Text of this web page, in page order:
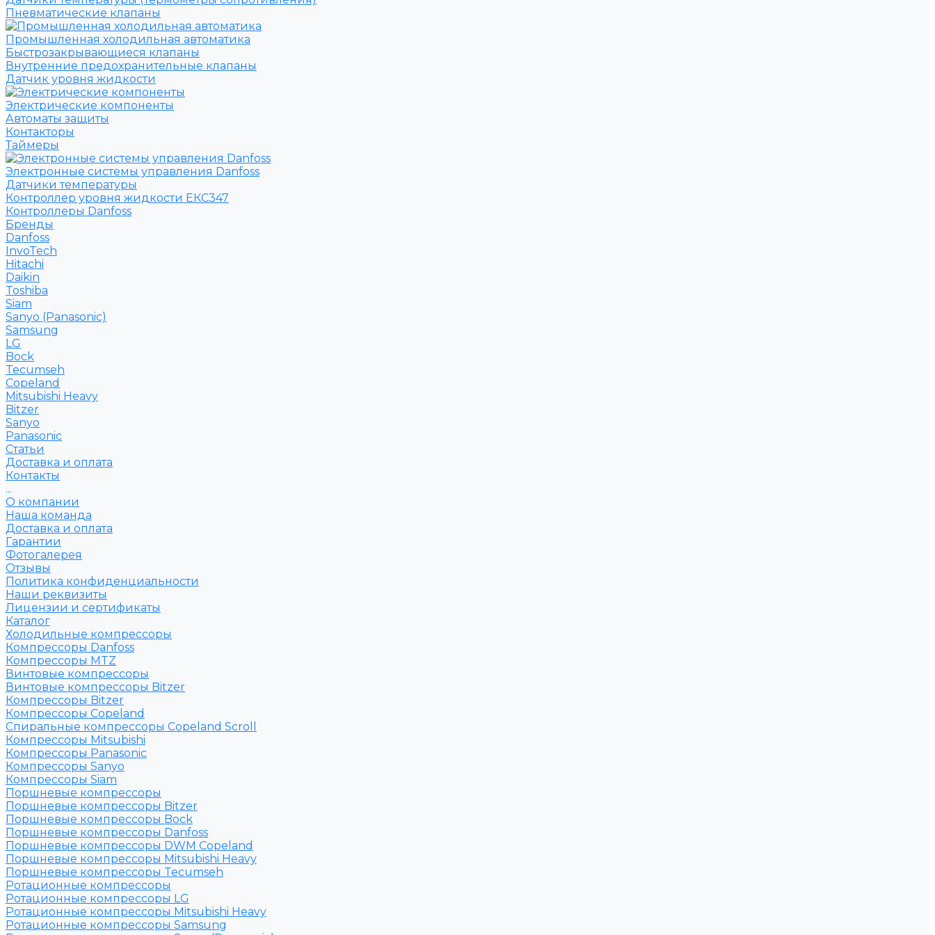
Пневматические клапаны
Промышленная холодильная автоматика
Быстрозакрывающиеся клапаны
Внутренние предохранительные клапаны
Датчик уровня жидкости
Электрические компоненты
Автоматы защиты
Контакторы
Таймеры
Электронные системы управления Danfoss
Датчики температуры
Контроллер уровня жидкости ЕКС347
Контроллеры Danfoss
Бренды
Danfoss
InvoTech
Hitachi
Daikin
Toshiba
Siam
Sanyo (Panasonic)
Samsung
LG
Bock
Tecumseh
Copeland
Mitsubishi Heavy
Bitzer
Sanyo
Рanasonic
Статьи
Доставка и оплата
Контакты
...
О компании
Наша команда
Доставка и оплата
Гарантии
Фотогалерея
Отзывы
Политика конфиденциальности
Наши реквизиты
Лицензии и сертификаты
Каталог
Холодильные компрессоры
Компрессоры Danfoss
Компрессоры MTZ
Винтовые компрессоры
Винтовые компрессоры Bitzer
Компрессоры Bitzer
Компрессоры Copeland
Спиральные компрессоры Copeland Scroll
Компрессоры Mitsubishi
Компрессоры Panasonic
Компрессоры Sanyo
Компрессоры Siam
Поршневые компрессоры
Поршневые компрессоры Bitzer
Поршневые компрессоры Bock
Поршневые компрессоры Danfoss
Поршневые компрессоры DWM Copeland
Поршневые компрессоры Mitsubishi Heavy
Поршневые компрессоры Tecumseh
Ротационные компрессоры
Ротационные компрессоры LG
Ротационные компрессоры Mitsubishi Heavy
Ротационные компрессоры Samsung